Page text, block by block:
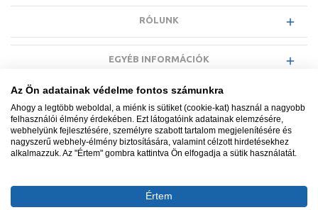
RÓLUNK
EGYÉB INFORMÁCIÓK
87052/2015.
Ügyfélszolgálat: +36 1 700 3500
Az Ön adatainak védelme fontos számunkra
Ahogy a legtöbb weboldal, a miénk is sütiket (cookie-kat) használ a nagyobb
felhasználói élmény érdekében. Ezt látogatóink adatainak elemzésére,
webhelyünk fejlesztésére, személyre szabott tartalom megjelenítésére és
nagyszerű webhely-élmény biztosítására, valamint célzott hirdetésekhez
alkalmazzuk. Az "Értem" gombra kattintva Ön elfogadja a sütik használatát.
Értem